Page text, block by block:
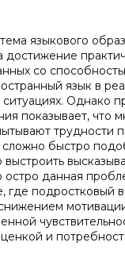
языкового
достижение
со
язык в
Однако
показывает, что
трудности
быстро
выстроить
данная
где подростковый
и